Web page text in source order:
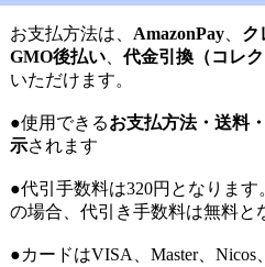
お支払方法は、 AmazonPay、 ク
GMO後払い、代金引換（コレク
いただけます。
●使用できるお支払方法・送料
示されます
●代引手数料は320円となります
の場合、代引き手数料は無料と
●カードはVISA、Master、